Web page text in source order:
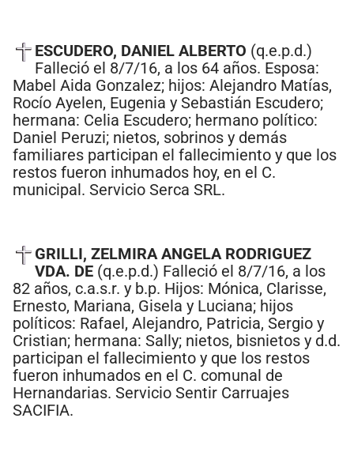
ESCUDERO, DANIEL ALBERTO (q.e.p.d.)
Falleció el 8/7/16, a los 64 años. Esposa:
Mabel Aida Gonzalez; hijos: Alejandro Matías,
Rocío Ayelen, Eugenia y Sebastián Escudero;
hermana: Celia Escudero; hermano político:
Daniel Peruzi; nietos, sobrinos y demás
familiares participan el fallecimiento y que los
restos fueron inhumados hoy, en el C.
municipal. Servicio Serca SRL.
GRILLI, ZELMIRA ANGELA RODRIGUEZ
VDA. DE (q.e.p.d.) Falleció el 8/7/16, a los
82 años, c.a.s.r. y b.p. Hijos: Mónica, Clarisse,
Ernesto, Mariana, Gisela y Luciana; hijos
políticos: Rafael, Alejandro, Patricia, Sergio y
Cristian; hermana: Sally; nietos, bisnietos y d.d.
participan el fallecimiento y que los restos
fueron inhumados en el C. comunal de
Hernandarias. Servicio Sentir Carruajes
SACIFIA.